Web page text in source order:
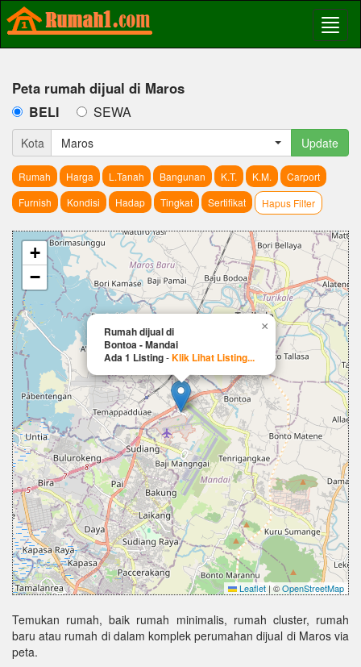
Peta rumah dijual di Maros
BELI SEWA
Kota Maros Update
Rumah Harga L.Tanah Bangunan K.T. K.M.
Carport
Furnish
Kondisi Hadap Tingkat Sertifikat Hapus Filter
Rumah dijual di
Bontoa - Mandai
Ada 1 Listing-Klik Lihat Listing...
×
+
−
Leaflet | ©OpenStreetMap
Temukan rumah, baik rumah minimalis, rumah cluster, rumah
baru atau rumah di dalam komplek perumahan dijual di Maros via
peta.